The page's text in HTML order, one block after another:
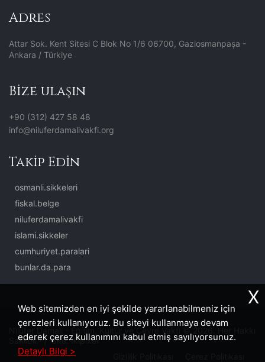
Adres
Attar Sok. Kent Sitesi C Blok No 1/6 06700, Gaziosmanpaşa -
Ankara / Türkiye
Bize ulaşın
+90 (312) 427 58 48
info@niluferdamalivakfi.org
Takip Edin
osmanli.sikkeleri
fiskal.belge
niluferdamalivakfi
islami.sikkeler
cumhuriyet.paralari
bunlar.da.para
Nilüfer Damalı - Eğitim, Kültür ve Çevre Vakfı © 2026. Her Hakkı
Saklıdır. | Site:İkipixel
Web sitemizden en iyi şekilde yararlanabilmeniz için
çerezleri kullanıyoruz. Bu siteyi kullanmaya devam
ederek çerez kullanımını kabul etmiş sayılıyorsunuz.
Detaylı Bilgi >
X